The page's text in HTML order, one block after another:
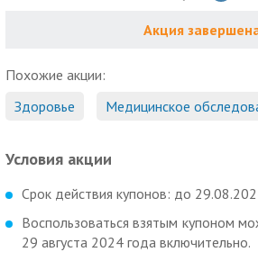
Акция
Похожие акции:
Здоровье
Медицинское
Условия акции
Срок действия купонов: до
Воспользоваться взятым купоном
29 августа 2024 года включительно.